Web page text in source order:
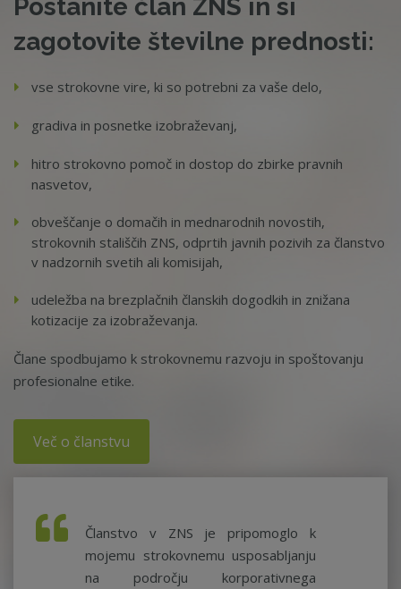
Postanite član ZNS in si
zagotovite številne prednosti:
vse strokovne vire, ki so potrebni za vaše delo,
gradiva in posnetke izobraževanj,
hitro strokovno pomoč in dostop do zbirke pravnih
nasvetov,
obveščanje o domačih in mednarodnih novostih,
strokovnih stališčih ZNS, odprtih javnih pozivih za članstvo
v nadzornih svetih ali komisijah,
udeležba na brezplačnih članskih dogodkih in znižana
kotizacije za izobraževanja.
Člane spodbujamo k strokovnemu razvoju in spoštovanju
profesionalne etike.
Več o članstvu
Članstvo v ZNS je pripomoglo k
mojemu strokovnemu usposabljanju
na področju korporativnega